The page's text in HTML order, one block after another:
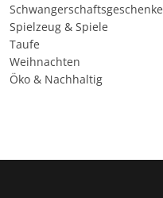
Schwangerschaftsgeschenke
Spielzeug & Spiele
Taufe
Weihnachten
Öko & Nachhaltig